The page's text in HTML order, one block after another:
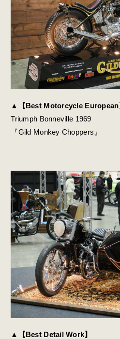
▲
【Best Motorcycle European
Triumph Bonneville 1969
『Gild Monkey Choppers』
▲
【Best Detail Work】